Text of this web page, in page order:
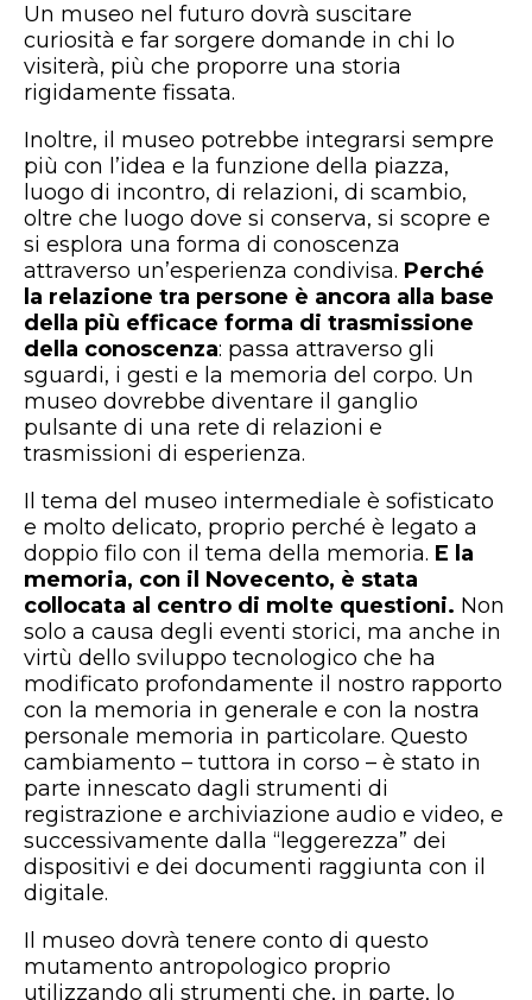
Un museo nel futuro dovrà suscitare
curiosità e far sorgere domande in chi lo
visiterà, più che proporre una storia
rigidamente fissata.
Inoltre, il museo potrebbe integrarsi sempre
più con l’idea e la funzione della piazza,
luogo di incontro, di relazioni, di scambio,
oltre che luogo dove si conserva, si scopre e
si esplora una forma di conoscenza
attraverso un’esperienza condivisa. Perché
la relazione tra persone è ancora alla base
della più efficace forma di trasmissione
della conoscenza: passa attraverso gli
sguardi, i gesti e la memoria del corpo. Un
museo dovrebbe diventare il ganglio
pulsante di una rete di relazioni e
trasmissioni di esperienza.
Il tema del museo intermediale è sofisticato
e molto delicato, proprio perché è legato a
doppio filo con il tema della memoria. E la
memoria, con il Novecento, è stata
collocata al centro di molte questioni. Non
solo a causa degli eventi storici, ma anche in
virtù dello sviluppo tecnologico che ha
modificato profondamente il nostro rapporto
con la memoria in generale e con la nostra
personale memoria in particolare. Questo
cambiamento – tuttora in corso – è stato in
parte innescato dagli strumenti di
registrazione e archiviazione audio e video, e
successivamente dalla “leggerezza” dei
dispositivi e dei documenti raggiunta con il
digitale.
Il museo dovrà tenere conto di questo
mutamento antropologico proprio
utilizzando gli strumenti che, in parte, lo